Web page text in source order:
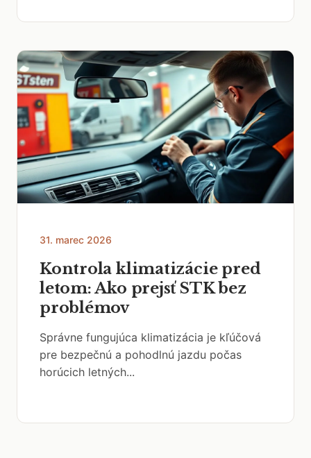
31. marec 2026
Kontrola klimatizácie pred
letom: Ako prejsť STK bez
problémov
Správne fungujúca klimatizácia je kľúčová
pre bezpečnú a pohodlnú jazdu počas
horúcich letných...